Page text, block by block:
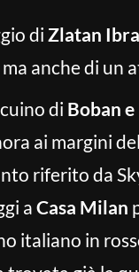
di Zlatan
anche di un
di Boban
ai margini
riferito da
a Casa Milan
italiano in